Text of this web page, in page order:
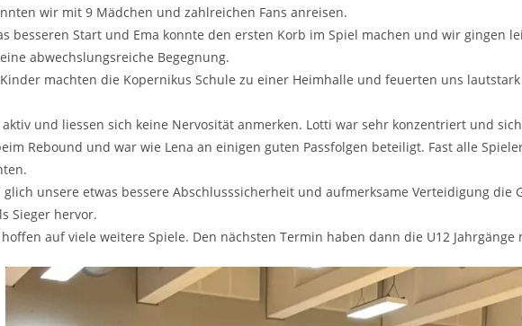
wir mit 9 Mäd­chen und zahl­rei­chen Fans anrei­sen.
bes­se­ren Start und Ema konn­te den ers­ten Korb im Spiel machen und wir
abwechs­lungs­rei­che Begeg­nung.
mach­ten die Koper­ni­kus Schu­le zu einer Heim­hal­le und feu­er­ten uns
und lies­sen sich kei­ne Ner­vo­si­tät anmer­ken. Lot­ti war sehr kon­zen­triert und
Rebound und war wie Lena an eini­gen guten Pass­fol­gen betei­ligt. Fast alle
unse­re etwas bes­se­re Abschluss­si­cher­heit und auf­merk­sa­me Ver­tei­di­gung
Sie­ger her­vor.
auf vie­le wei­te­re Spie­le. Den nächs­ten Ter­min haben dann die U12